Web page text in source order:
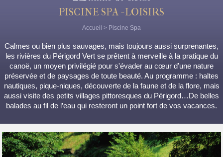
PISCINE SPA - LOISIRS
Accueil > Piscine Spa
Calmes ou bien plus sauvages, mais toujours aussi surprenantes,
les rivières du Périgord Vert se prêtent à merveille à la pratique du
canoë, un moyen privilégié pour s'évader au cœur d’une nature
préservée et de paysages de toute beauté. Au programme : haltes
nautiques, pique-niques, découverte de la faune et de la flore, mais
aussi visite des petits villages pittoresques du Périgord…De belles
balades au fil de l’eau qui resteront un point fort de vos vacances.